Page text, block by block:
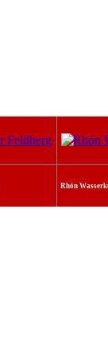
Rhön